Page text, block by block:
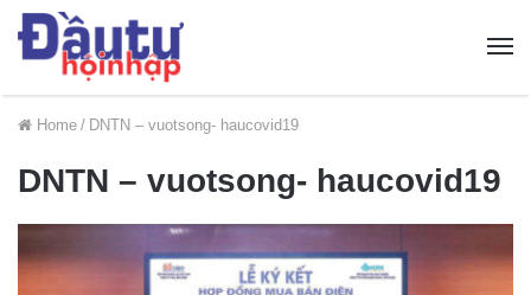
Home / DNTN – vuotsong- haucovid19
DNTN – vuotsong- haucovid19